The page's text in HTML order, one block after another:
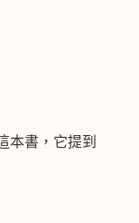
本書，它提到